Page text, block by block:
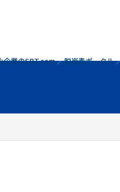
ツ
ッ
企業のSBT.com 脱炭素ポータル